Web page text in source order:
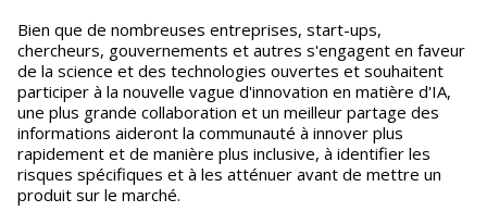
Bien que de nombreuses entreprises, start-ups,
chercheurs, gouvernements et autres s'engagent en faveur
de la science et des technologies ouvertes et souhaitent
participer à la nouvelle vague d'innovation en matière d'IA,
une plus grande collaboration et un meilleur partage des
informations aideront la communauté à innover plus
rapidement et de manière plus inclusive, à identifier les
risques spécifiques et à les atténuer avant de mettre un
produit sur le marché.